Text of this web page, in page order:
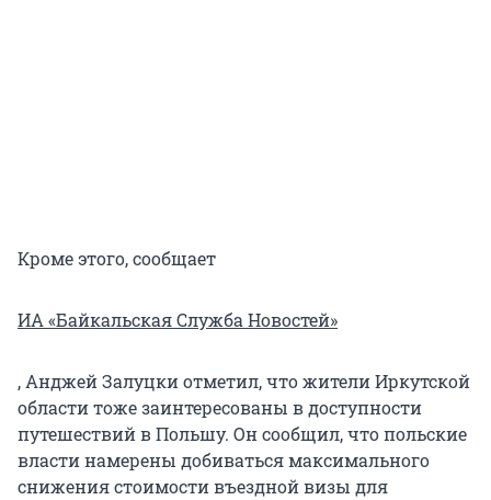
Кроме этого, сообщает
ИА «Байкальская Служба Новостей»
, Анджей Залуцки отметил, что жители Иркутской
области тоже заинтересованы в доступности
путешествий в Польшу. Он сообщил, что польские
власти намерены добиваться максимального
снижения стоимости въездной визы для